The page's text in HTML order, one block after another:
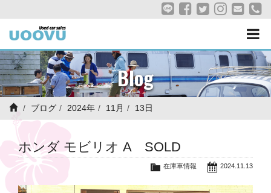
Blog
ブログ 2024年 11月 13日
ホンダ モビリオ A SOLD
2024.11.13
在庫車情報